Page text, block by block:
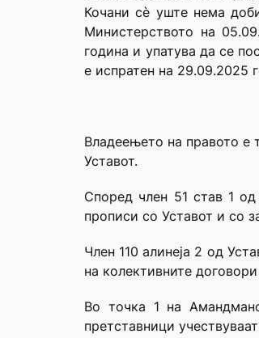
Кочани сè уште нема
Министерството на
година и упатува да се
е испратен на 29.09.2025
Владеењето на правото е
Уставот.
Според член 51 став 1
прописи со Уставот и со
Член 110 алинеја 2 од
на колективните
Во точка 1 на
претставници